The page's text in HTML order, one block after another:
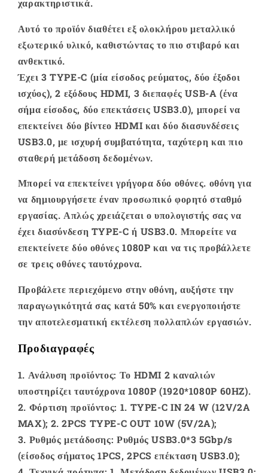
διπλή
HDMI
διπλή
HDMI
χαρακτηριστικά.
Αυτό το προϊόν διαθέτει εξ ολοκλήρου μεταλλικό
εξωτερικό υλικό, καθιστώντας το πιο στιβαρό και
ανθεκτικό.
Έχει 3 TYPE-C (μία είσοδος ρεύματος, δύο έξοδοι
ισχύος), 2 εξόδους HDMI, 3 διεπαφές USB-A (ένα
σήμα είσοδος, δύο επεκτάσεις USB3.0), μπορεί να
επεκτείνει δύο βίντεο HDMI και δύο διασυνδέσεις
USB3.0, με ισχυρή συμβατότητα, ταχύτερη και πιο
σταθερή μετάδοση δεδομένων.
Μπορεί να επεκτείνει γρήγορα δύο οθόνες. οθόνη για
να δημιουργήσετε έναν προσωπικό φορητό σταθμό
εργασίας. Απλώς χρειάζεται ο υπολογιστής σας να
έχει διασύνδεση TYPE-C ή USB3.0. Μπορείτε να
επεκτείνετε δύο οθόνες 1080P και να τις προβάλλετε
σε τρεις οθόνες ταυτόχρονα.
Προβάλετε περιεχόμενο στην οθόνη, αυξήστε την
παραγωγικότητά σας κατά 50% και ενεργοποιήστε
την αποτελεσματική εκτέλεση πολλαπλών εργασιών.
Προδιαγραφές
1. Ανάλυση προϊόντος: Το HDMI 2 καναλιών
υποστηρίζει ταυτόχρονα 1080P (1920*1080P 60HZ).
2. Φόρτιση προϊόντος: 1. TYPE-C IN 24 W (12V/2A
MAX); 2. 2PCS TYPE-C OUT 10W (5V/2A);
3. Ρυθμός μετάδοσης: Ρυθμός USB3.0*3 5Gbp/s
(είσοδος σήματος 1PCS, 2PCS επέκταση USB3.0);